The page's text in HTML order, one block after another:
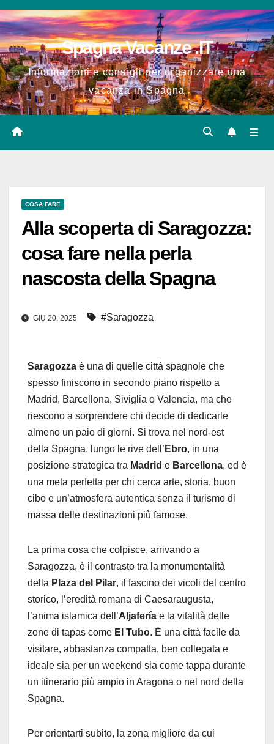
Salta
al
contenuto
Spagna Vacanze .IT
Informazioni e consigli per organizzare una
vacanza in Spagna
COSA FARE
Alla scoperta di Saragozza:
cosa fare nella perla
nascosta della Spagna
GIU 20, 2025 #Saragozza
Saragozza è una di quelle città spagnole che
spesso finiscono in secondo piano rispetto a
Madrid, Barcellona, Siviglia o Valencia, ma che
riescono a sorprendere chi decide di dedicarle
almeno un paio di giorni. Si trova nel nord-est
della Spagna, lungo le rive dell’ Ebro, in una
posizione strategica tra Madrid e Barcellona, ed è
una meta perfetta per chi cerca arte, storia, buon
cibo e un’atmosfera autentica senza il turismo di
massa delle destinazioni più famose.
La prima cosa che colpisce, arrivando a
Saragozza, è il contrasto tra la monumentalità
della Plaza del Pilar, il fascino dei vicoli del centro
storico, l’eredità romana di Caesaraugusta,
l’anima islamica dell’Aljafería e la vitalità delle
zone di tapas come El Tubo. È una città facile da
visitare, abbastanza compatta, ben collegata e
ideale sia per un weekend sia come tappa durante
un itinerario più ampio in Aragona o nel nord della
Spagna.
Per orientarti subito, la zona migliore da cui